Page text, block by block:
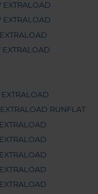
EXTRALOAD
EXTRALOAD
EXTRALOAD
EXTRALOAD
RUNFLAT